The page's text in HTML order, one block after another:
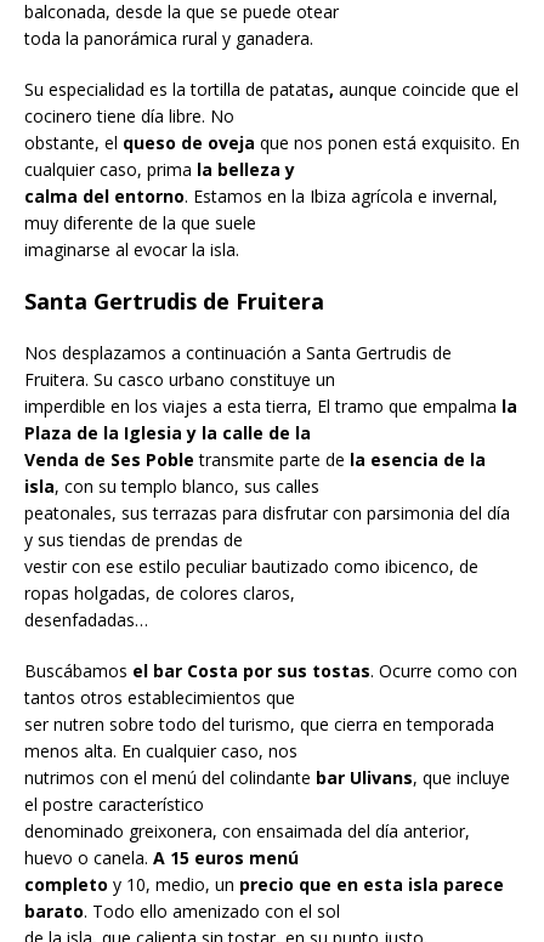
balconada, desde la que se puede otear
toda la panorámica rural y ganadera.
Su especialidad es la tortilla de patatas, aunque coincide que el
cocinero tiene día libre. No
obstante, el queso de oveja que nos ponen está exquisito. En
cualquier caso, prima la belleza y
calma del entorno. Estamos en la Ibiza agrícola e invernal,
muy diferente de la que suele
imaginarse al evocar la isla.
Santa Gertrudis de Fruitera
Nos desplazamos a continuación a Santa Gertrudis de
Fruitera. Su casco urbano constituye un
imperdible en los viajes a esta tierra, El tramo que empalma la
Plaza de la Iglesia y la calle de la
Venda de Ses Poble transmite parte de la esencia de la
isla, con su templo blanco, sus calles
peatonales, sus terrazas para disfrutar con parsimonia del día
y sus tiendas de prendas de
vestir con ese estilo peculiar bautizado como ibicenco, de
ropas holgadas, de colores claros,
desenfadadas…
Buscábamos el bar Costa por sus tostas. Ocurre como con
tantos otros establecimientos que
ser nutren sobre todo del turismo, que cierra en temporada
menos alta. En cualquier caso, nos
nutrimos con el menú del colindante bar Ulivans, que incluye
el postre característico
denominado greixonera, con ensaimada del día anterior,
huevo o canela. A 15 euros menú
completo y 10, medio, un precio que en esta isla parece
barato. Todo ello amenizado con el sol